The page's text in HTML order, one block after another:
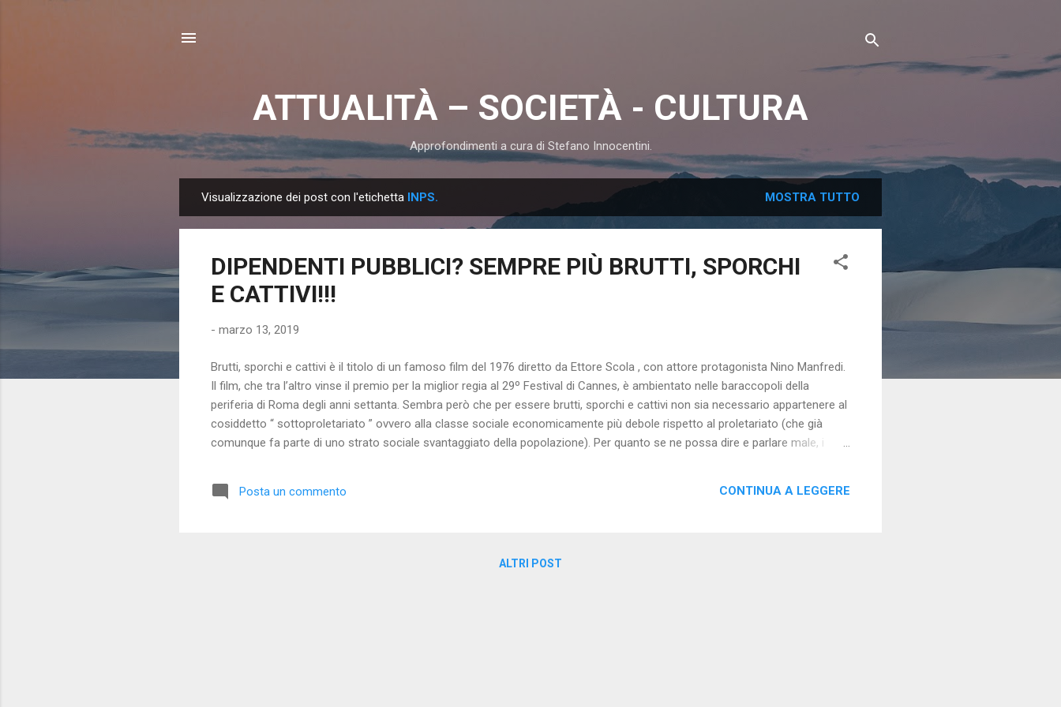
ATTUALITÀ – SOCIETÀ - CULTURA
Approfondimenti a cura di Stefano Innocentini.
o
Visualizzazione dei post con l'etichetta INPS. MOSTRA TUTTO
DIPENDENTI PUBBLICI? SEMPRE PIÙ BRUTTI, SPORCHI
E CATTIVI!!!
- marzo 13, 2019
Brutti, sporchi e cattivi è il titolo di un famoso film del 1976 diretto da Ettore Scola , con attore protagonista Nino Manfredi.
Il film, che tra l’altro vinse il premio per la miglior regia al 29º Festival di Cannes, è ambientato nelle baraccopoli della
periferia di Roma degli anni settanta. Sembra però che per essere brutti, sporchi e cattivi non sia necessario appartenere al
cosiddetto “ sottoproletariato ” ovvero alla classe sociale economicamente più debole rispetto al proletariato (che già
comunque fa parte di uno strato sociale svantaggiato della popolazione). Per quanto se ne possa dire e parlare male, i
è stato ormai privatizzato già da moltissimo tempo), si trovano per ironia della sorte addirittura svantaggiati r...
Posta un commento CONTINUA A LEGGERE
ALTRI POST